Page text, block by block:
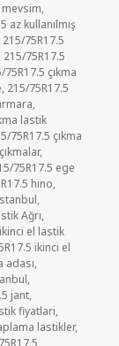
mevsim,
az kullanılmış
215/75R17.5
215/75R17.5
75R17.5 çıkma
, 215/75R17.5
,
lastik
75R17.5 çıkma
,
75R17.5 ege
hino,
,
Ağrı,
el lastik
ikinci el
adası,
,
jant,
fiyatlari,
lastikler,